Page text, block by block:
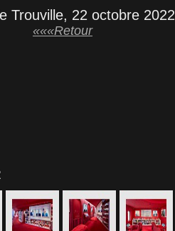
Trouville, 22 octobre 2022
«««Retour